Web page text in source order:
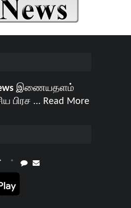
இணையதளம்
பிரச ... Read More